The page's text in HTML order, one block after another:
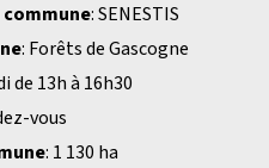
: SENESTIS
: Forêts de Gascogne
de 13h à 16h30
vous
: 1 130 ha